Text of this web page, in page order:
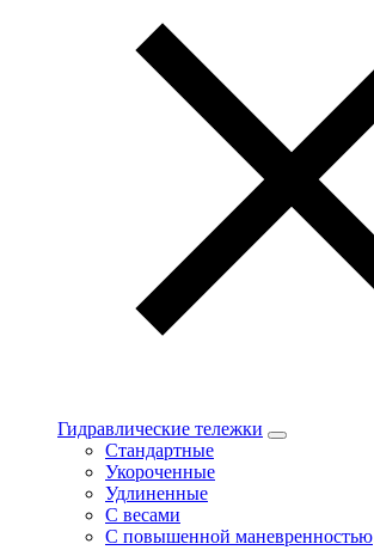
Гидравлические тележки
Стандартные
Укороченные
Удлиненные
С весами
С повышенной маневренностью